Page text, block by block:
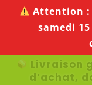
Attention :
samedi
Livraison
d’achat,